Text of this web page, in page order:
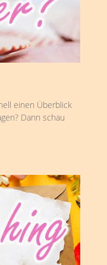
einen Überblick
Dann schau